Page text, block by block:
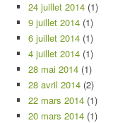
24 juillet 2014 (1)
9 juillet 2014 (1)
6 juillet 2014 (1)
4 juillet 2014 (1)
28 mai 2014 (1)
28 avril 2014 (2)
22 mars 2014 (1)
20 mars 2014 (1)